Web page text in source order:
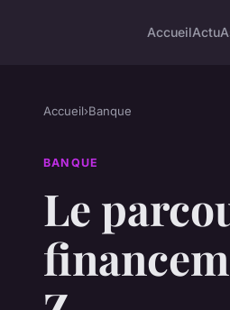
AccueilActu
Accueil›Banque
BANQUE
Le